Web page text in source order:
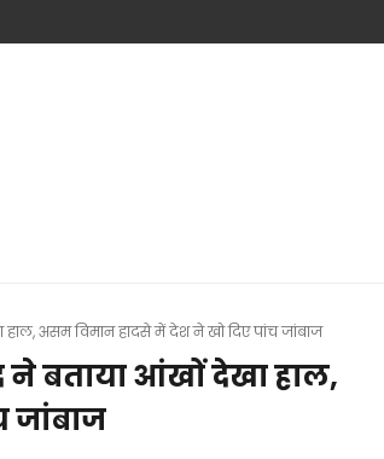
असम विमान हादसे में देश ने खो दिए पांच जांबाज
ने बताया आंखों देखा हाल,
जांबाज